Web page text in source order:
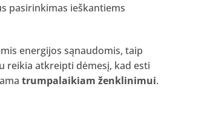
pasirinkimas ieškantiems
energijos sąnaudomis, taip
reikia atkreipti dėmesį, kad esti
trumpalaikiam ženklinimui.